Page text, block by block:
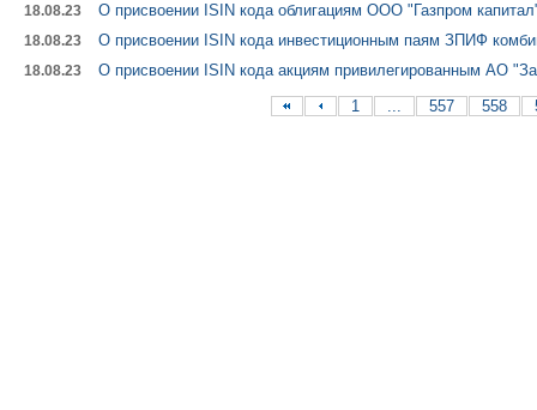
18.08.23 О присвоении ISIN кода облигациям ООО "Газпром
18.08.23 О присвоении ISIN кода инвестиционным паям ЗПИФ
18.08.23
О присвоении ISIN кода акциям привилегированным АО
1
... 557 558